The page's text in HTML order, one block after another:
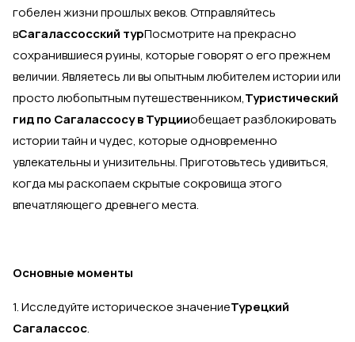
гобелен жизни прошлых веков. Отправляйтесь
вСагалассосский турПосмотрите на прекрасно
сохранившиеся руины, которые говорят о его прежнем
величии. Являетесь ли вы опытным любителем истории или
просто любопытным путешественником,Туристический
гид по Сагалассосу в Турцииобещает разблокировать
истории тайн и чудес, которые одновременно
увлекательны и унизительны. Приготовьтесь удивиться,
когда мы раскопаем скрытые сокровища этого
впечатляющего древнего места.
Основные моменты
1. Исследуйте историческое значениеТурецкий
Сагалассос.